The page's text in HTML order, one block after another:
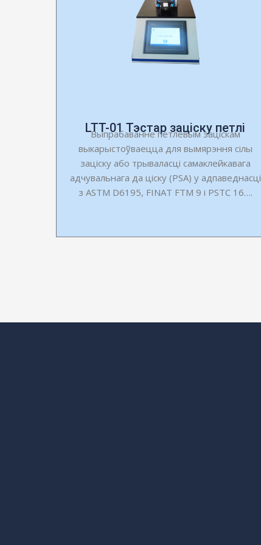
LTT-01 Тэстар заціску петлі
Выпрабаванне петлевым заціскам
выкарыстоўваецца для вымярэння сілы
заціску або трываласці самаклейкавага
адчувальнага да ціску (PSA) у адпаведнасці
з ASTM D6195, FINAT FTM 9 і PSTC 16….